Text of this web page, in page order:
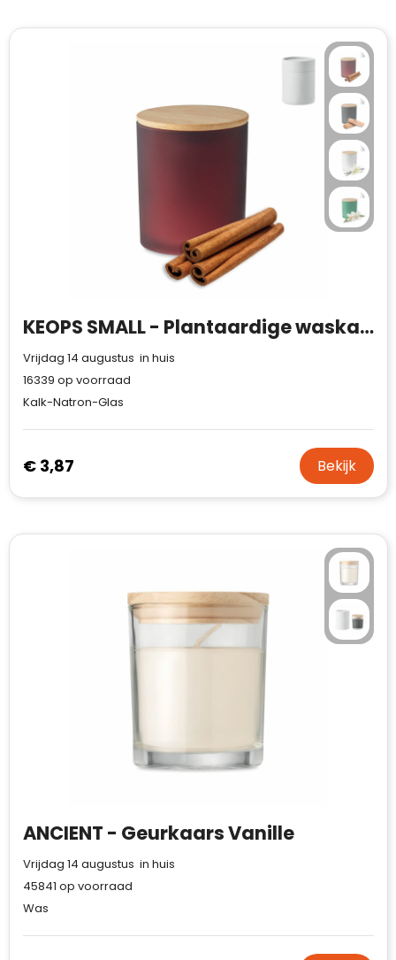
KEOPS SMALL - Plantaardige waskaars 120 gr
Vrijdag 14 augustus in huis
16339 op voorraad
Kalk-Natron-Glas
€ 3,87 Bekijk
ANCIENT - Geurkaars Vanille
Vrijdag 14 augustus in huis
45841 op voorraad
Was